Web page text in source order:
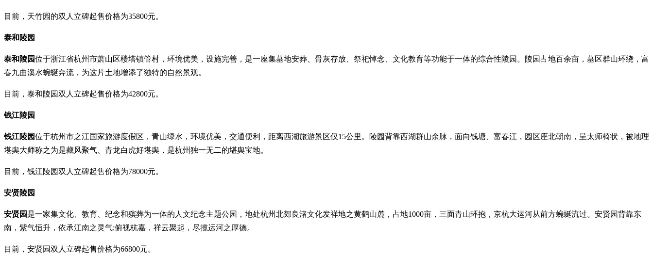
目前，天竹园的双人立碑起售价格为35800元。
泰和陵园
泰和陵园位于浙江省杭州市萧山区楼塔镇管村，环境优美，设施完善，是一座集墓地安葬、骨灰存放、祭祀悼念、文化教育等功能于一体的综合性陵园。陵园占地百余亩，墓区群山环绕，富
春九曲溪水蜿蜒奔流，为这片土地增添了独特的自然景观。
目前，泰和陵园双人立碑起售价格为42800元。
钱江陵园
钱江陵园位于杭州市之江国家旅游度假区，青山绿水，环境优美，交通便利，距离西湖旅游景区仅15公里。陵园背靠西湖群山余脉，面向钱塘、富春江，园区座北朝南，呈太师椅状，被地理
堪舆大师称之为是藏风聚气、青龙白虎好堪舆，是杭州独一无二的堪舆宝地。
目前，钱江陵园双人立碑起售价格为78000元。
安贤陵园
安贤园 是一家集文化、教育、纪念和殡葬为一体的人文纪念主题公园，地处杭州北郊良渚文化发祥地之黄鹤山麓，占地1000亩，三面青山环抱，京杭大运河从前方蜿蜒流过。安贤园背靠东
南，紫气恒升，依承江南之灵气;俯视杭嘉，祥云聚起，尽揽运河之厚德。
目前，安贤园双人立碑起售价格为66800元。